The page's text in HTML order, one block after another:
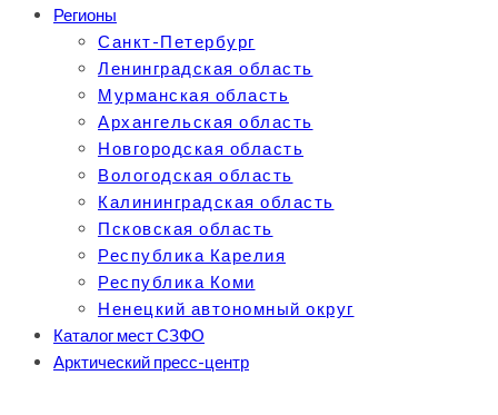
Регионы
Санкт-Петербург
Ленинградская область
Мурманская область
Архангельская область
Новгородская область
Вологодская область
Калининградская область
Псковская область
Республика Карелия
Республика Коми
Ненецкий автономный округ
Каталог мест СЗФО
Арктический пресс-центр